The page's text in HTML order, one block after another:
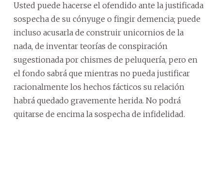
Usted puede hacerse el ofendido ante la justificada
sospecha de su cónyuge o fingir demencia; puede
incluso acusarla de construir unicornios de la
nada, de inventar teorías de conspiración
sugestionada por chismes de peluquería, pero en
el fondo sabrá que mientras no pueda justificar
racionalmente los hechos fácticos su relación
habrá quedado gravemente herida. No podrá
quitarse de encima la sospecha de infidelidad.